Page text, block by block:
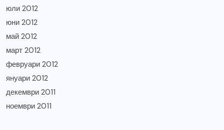
юли 2012
юни 2012
май 2012
март 2012
февруари 2012
януари 2012
декември 2011
ноември 2011